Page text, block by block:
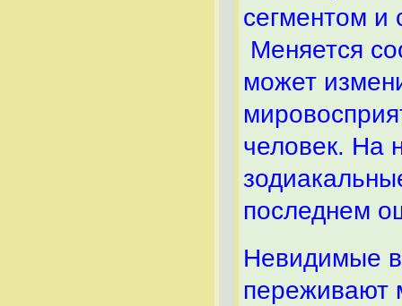
сегментом и
Меняется
может
человек. На
последнем
Невидимые
переживают